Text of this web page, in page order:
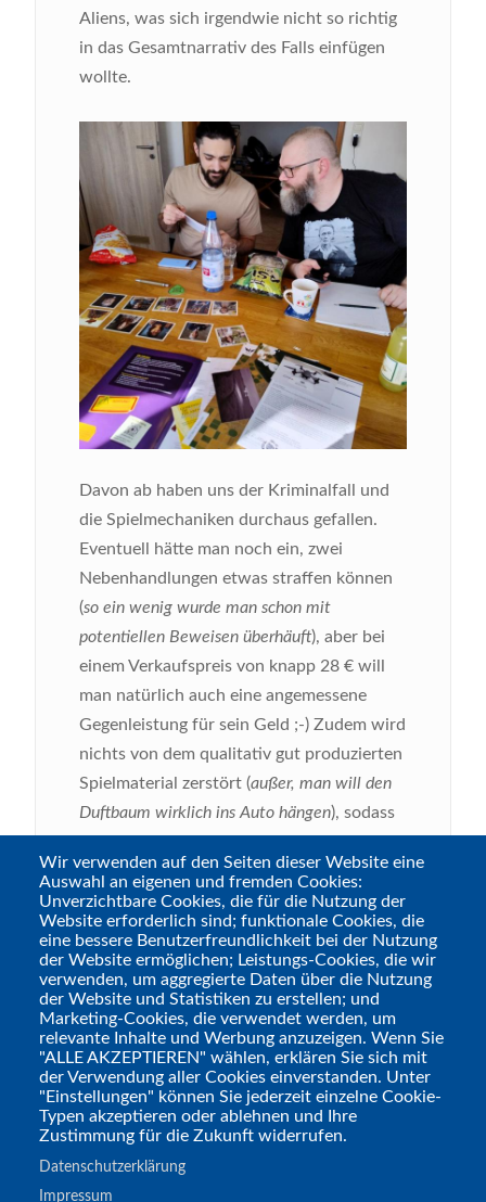
Aliens, was sich irgendwie nicht so richtig
in das Gesamtnarrativ des Falls einfügen
wollte.
Davon ab haben uns der Kriminalfall und
die Spielmechaniken durchaus gefallen.
Eventuell hätte man noch ein, zwei
Nebenhandlungen etwas straffen können
(so ein wenig wurde man schon mit
potentiellen Beweisen überhäuft), aber bei
einem Verkaufspreis von knapp 28 € will
man natürlich auch eine angemessene
Gegenleistung für sein Geld ;-) Zudem wird
nichts von dem qualitativ gut produzierten
Spielmaterial zerstört (außer, man will den
Duftbaum wirklich ins Auto hängen), sodass
kann. Also insgesamt geht mein Daumen
nach oben, daher es gibt ein positives...
Fazit:„Black Cat Files #1 UFOs über
Eastview“ (Link)ist ein überaus
ambitioniertes Erstlingswerk, welches viel
Spaß macht und verdeutlicht, dass dieses
Mystery-Krimispiel-Konzept unglaubliches
Potential hat. Ein paar Kinderkrankheiten
gibt es zwar noch, zudem dürften sich
Wir verwenden auf den Seiten dieser Website eine
Auswahl an eigenen und fremden Cookies:
Unverzichtbare Cookies, die für die Nutzung der
Website erforderlich sind; funktionale Cookies, die
eine bessere Benutzerfreundlichkeit bei der Nutzung
der Website ermöglichen; Leistungs-Cookies, die wir
verwenden, um aggregierte Daten über die Nutzung
der Website und Statistiken zu erstellen; und
Marketing-Cookies, die verwendet werden, um
relevante Inhalte und Werbung anzuzeigen. Wenn Sie
"ALLE AKZEPTIEREN" wählen, erklären Sie sich mit
der Verwendung aller Cookies einverstanden. Unter
"Einstellungen" können Sie jederzeit einzelne Cookie-
Typen akzeptieren oder ablehnen und Ihre
Zustimmung für die Zukunft widerrufen.
Datenschutzerklärung
Impressum